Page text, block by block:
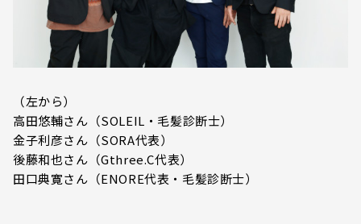
（左から）
高田悠輔さん（SOLEIL・毛髪診断士）
金子利彦さん（SORA代表）
後藤和也さん（Gthree.C代表）
田口典寛さん（ENORE代表・毛髪診断士）